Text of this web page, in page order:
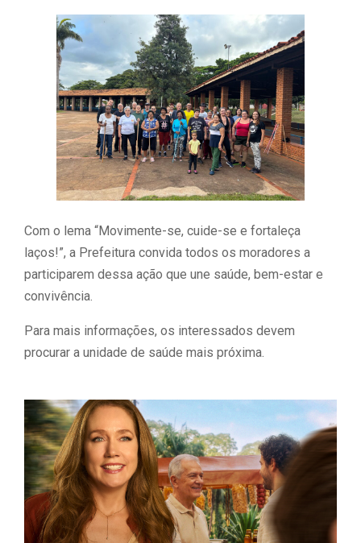
Com o lema “Movimente-se, cuide-se e fortaleça
laços!”, a Prefeitura convida todos os moradores a
participarem dessa ação que une saúde, bem-estar e
convivência.
Para mais informações, os interessados devem
procurar a unidade de saúde mais próxima.